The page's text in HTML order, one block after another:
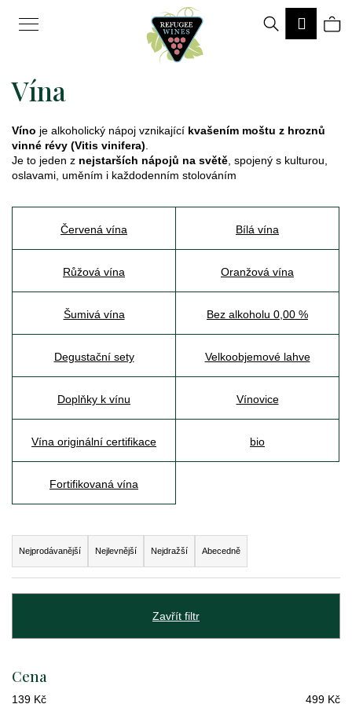
Hledat
Vína
Víno je alkoholický nápoj vznikající kvašením moštu z hroznů
vinné révy (Vitis vinifera)
Je to jeden z nejstarších nápojů na světě , spojený s kulturou,
oslavami, uměním i každodenním stolováním
Červená vína Bílá vína
Růžová vína Oranžová vína
Šumivá vína Bez alkoholu 0,00 %
Degustační sety Velkoobjemové lahve
Doplňky k vínu Vínovice
Vína originální certifikace bio
Fortifikovaná vína
Ř
a
z
í
Nejprodávanější Nejlevnější Nejdražší Abecedně
Zavřít filtr
Cena
139 Kč 499 Kč
C
o
o
t
e
j
t
a
j
í
t